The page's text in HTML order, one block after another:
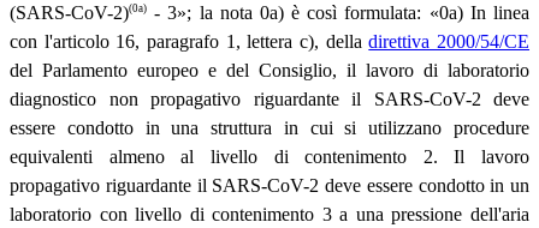
(SARS-CoV-2)(0a) - 3»; la nota 0a) è così formulata: «0a) In linea
con l'articolo 16, paragrafo 1, lettera c), delladirettiva 2000/54/CE
del Parlamento europeo e del Consiglio, il lavoro di laboratorio
diagnostico non propagativo riguardante il SARS-CoV-2 deve
essere condotto in una struttura in cui si utilizzano procedure
equivalenti almeno al livello di contenimento 2. Il lavoro
propagativo riguardante il SARS-CoV-2 deve essere condotto in un
laboratorio con livello di contenimento 3 a una pressione dell'aria